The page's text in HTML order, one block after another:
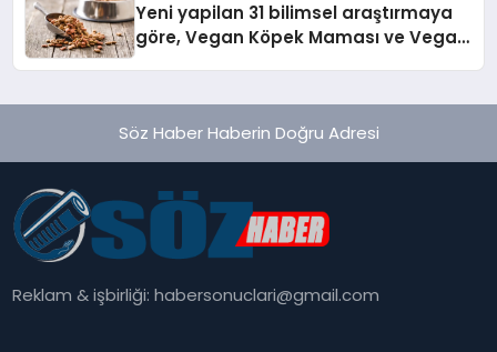
Yeni yapilan 31 bilimsel araştırmaya
göre, Vegan Köpek Maması ve Vegan
Söz Haber Haberin Doğru Adresi
Reklam & işbirliği:habersonuclari@gmail.com